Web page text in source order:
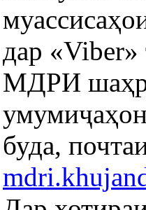
дар «Viber»
МДРИ шаҳр
буда,